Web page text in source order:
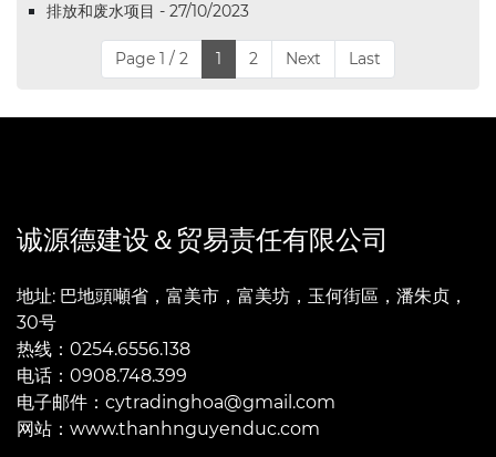
排放和废水项目 - 27/10/2023
Page 1 / 2 1 2 Next Last
诚源德建设＆贸易责任有限公司
地址: 巴地頭噸省，富美市，富美坊，玉何街區，潘朱贞，
30号
热线：0254.6556.138
电话：0908.748.399
电子邮件：cytradinghoa@gmail.com
网站：www.thanhnguyenduc.com